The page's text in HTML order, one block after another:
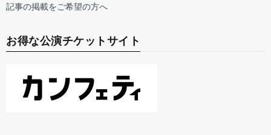
記事の掲載をご希望の方へ
お得な公演チケットサイト